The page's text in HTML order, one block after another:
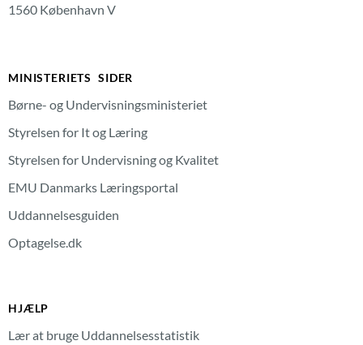
1560 København V
MINISTERIETS SIDER
Børne- og Undervisningsministeriet
Styrelsen for It og Læring
Styrelsen for Undervisning og Kvalitet
EMU Danmarks Læringsportal
Uddannelsesguiden
Optagelse.dk
HJÆLP
Lær at bruge Uddannelsesstatistik